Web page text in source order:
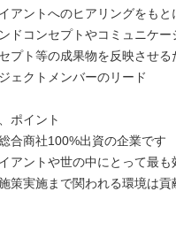
イアントへのヒアリングをも
ンドコンセプトやコミュニケ
セプト等の成果物を反映させ
ェクトメンバーのリード
ポイント
合商社100%出資の企業です
イアントや世の中にとって最
策実施まで関われる環境は貢